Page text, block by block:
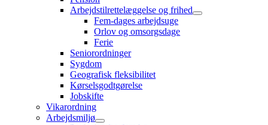
Arbejdstilrettelæggelse og frihed
Fem-dages arbejdsuge
Orlov og omsorgsdage
Ferie
Seniorordninger
Sygdom
Geografisk fleksibilitet
Kørselsgodtgørelse
Jobskifte
Vikarordning
Arbejdsmiljø